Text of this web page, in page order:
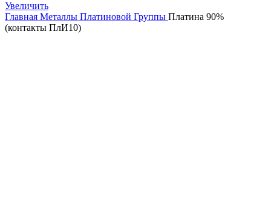
Увеличить
Главная Металлы Платиновой Группы Платина 90%
(контакты ПлИ10)